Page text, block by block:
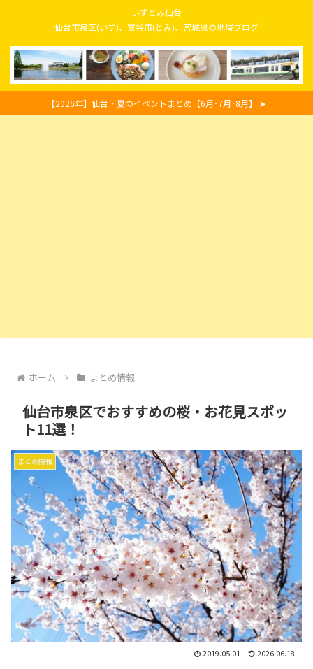
いずとみ仙台
仙台市泉区(いず)、富谷市(とみ)、宮城県の地域ブログ
【2026年】仙台・夏のイベントまとめ【6月･7月･8月】 ➤
ホーム まとめ情報
仙台市泉区でおすすめの桜・お花見スポッ
ト11選！
まとめ情報
2019.05.01 2026.06.18